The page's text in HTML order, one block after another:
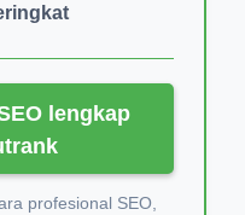
lengkap
profesional SEO,